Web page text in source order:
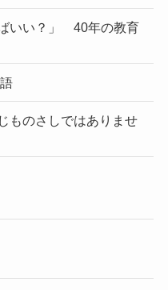
いい？」 40年の教育
ものさしではありませ